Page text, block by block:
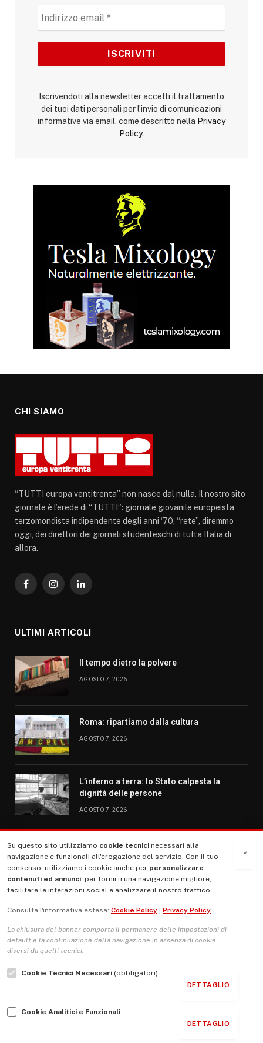
Iscrivendoti alla newsletter accetti il trattamento
dei tuoi dati personali per l’invio di comunicazioni
informative via email, come descritto nella Privacy
Policy.
CHI SIAMO
“TUTTI europa ventitrenta” non nasce dal nulla. Il nostro sito
giornale è l’erede di “TUTTI”: giornale giovanile europeista
terzomondista indipendente degli anni ‘70, “rete”, diremmo
oggi, dei direttori dei giornali studenteschi di tutta Italia di
allora.
FacebookInstagramLinkedIn
ULTIMI ARTICOLI
Il tempo dietro la polvere
AGOSTO 7, 2026
Roma: ripartiamo dalla cultura
AGOSTO 7, 2026
L’inferno a terra: lo Stato calpesta la
dignità delle persone
AGOSTO 7, 2026
MENU
La Nostra Storia
Le Copertine
L’Associazione
Indirizzo Socio Politico Culturale
Guida per le autrici e gli autori
×
Su questo sito utilizziamo cookie tecnici necessari alla
navigazione e funzionali all'erogazione del servizio. Con il tuo
consenso, utilizziamo i cookie anche per personalizzare
contenuti ed annunci, per fornirti una navigazione migliore,
facilitare le interazioni social e analizzare il nostro traffico.
Consulta l'informativa estesa: Cookie Policy Privacy Policy
La chiusura del banner comporta il permanere delle impostazioni di
default e la continuazione della navigazione in assenza di cookie
diversi da quelli tecnici.
Cookie Tecnici Necessari (obbligatori)
DETTAGLIO
Cookie Analitici e Funzionali
DETTAGLIO